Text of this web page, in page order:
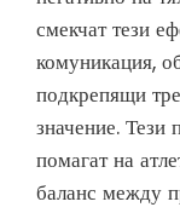
смекчат тези
комуникация,
подкрепящи
значение. Тези
помагат на
баланс между